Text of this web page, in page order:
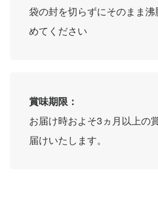
袋の封を切らずにそのまま
めてください
賞味期限：
お届け時およそ3ヵ月以上の
届けいたします。